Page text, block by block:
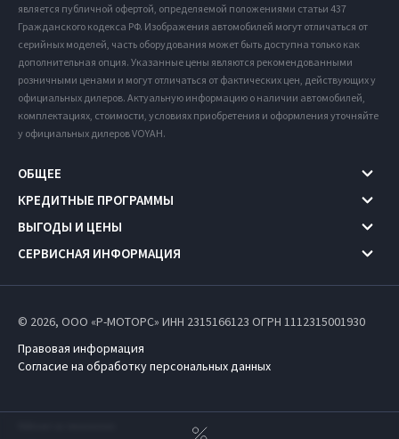
является публичной офертой, определяемой положениями статьи 437
Гражданского кодекса РФ. Изображения автомобилей могут отличаться от
серийных моделей, часть оборудования может быть доступна только как
дополнительная опция. Указанные цены являются рекомендованными
розничными ценами и могут отличаться от фактических цен, действующих у
официальных дилеров. Актуальную информацию о наличии автомобилей,
комплектациях, стоимости, условиях приобретения и оформления уточняйте
у официальных дилеров VOYAH.
ОБЩЕЕ
КРЕДИТНЫЕ ПРОГРАММЫ
ВЫГОДЫ И ЦЕНЫ
СЕРВИСНАЯ ИНФОРМАЦИЯ
© 2026, ООО «Р-МОТОРС» ИНН 2315166123 ОГРН 1112315001930
Правовая информация
Согласие на обработку персональных данных